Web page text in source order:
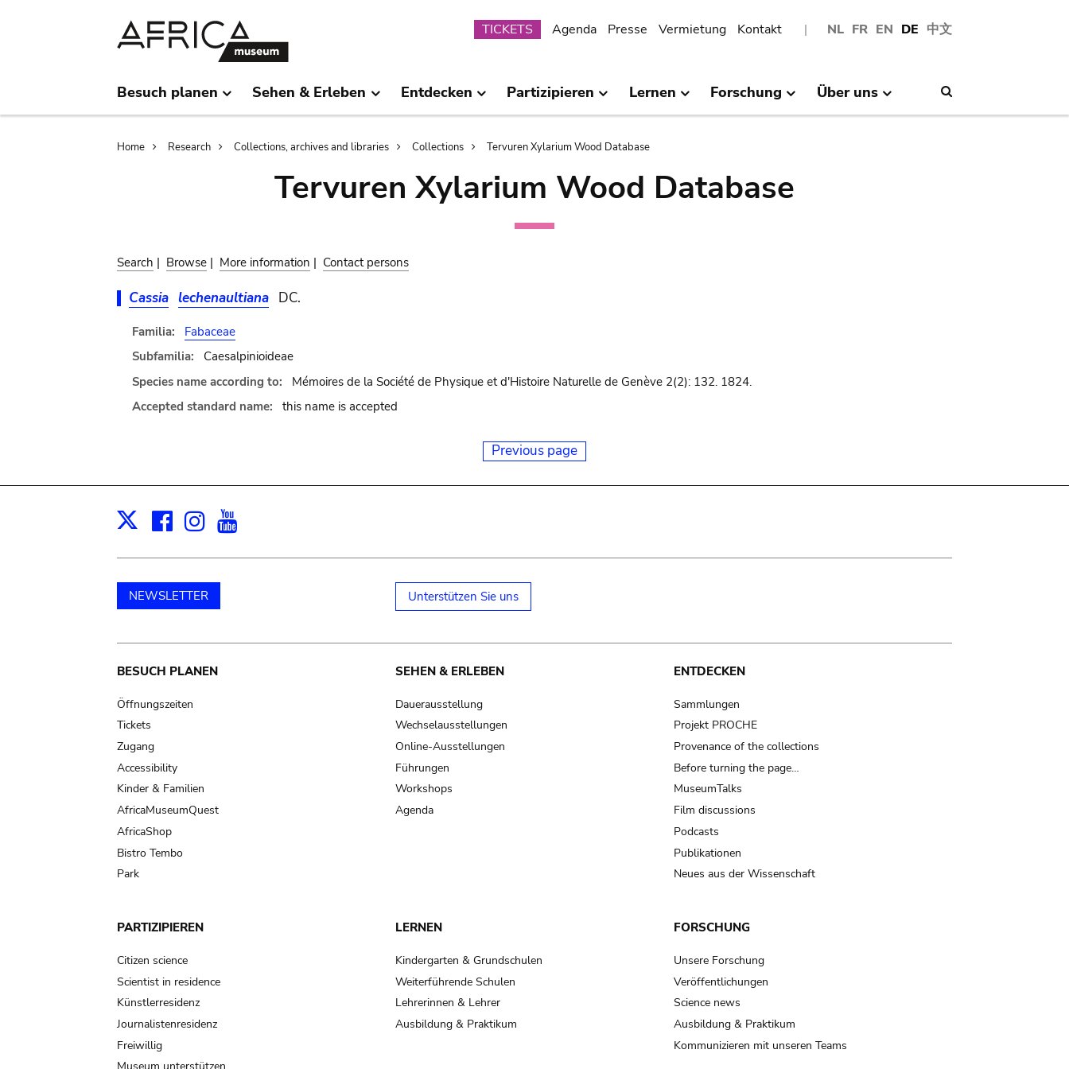
NL FR EN DE 中文
Submenu
TICKETS Agenda Presse Vermietung Kontakt
Besuch planen Sehen & Erleben Entdecken Partizipieren Lernen Forschung Über uns
Breadcrumb
Home Research Collections, archives and libraries Collections Tervuren Xylarium Wood Database
Tervuren Xylarium Wood Database
Search | Browse | More information | Contact persons
Cassia lechenaultiana DC.
Familia:
Fabaceae
Subfamilia:
Caesalpinioideae
Species name according to:
Mémoires de la Société de Physique et d'Histoire Naturelle de Genève 2(2): 132. 1824.
Accepted standard name:
this name is accepted
Previous page
X Facebook
Instagram
NEWSLETTER Unterstützen Sie uns
Main
navigation
BESUCH PLANEN
Öffnungszeiten
Tickets
Zugang
Accessibility
Kinder & Familien
AfricaMuseumQuest
AfricaShop
Bistro Tembo
Park
SEHEN & ERLEBEN
Dauerausstellung
Wechselausstellungen
Online-Ausstellungen
Führungen
Workshops
Agenda
ENTDECKEN
Sammlungen
Projekt PROCHE
Provenance of the collections
Before turning the page…
MuseumTalks
Film discussions
Podcasts
Publikationen
Neues aus der Wissenschaft
PARTIZIPIEREN
Citizen science
Scientist in residence
Künstlerresidenz
Journalistenresidenz
Freiwillig
LERNEN
Kindergarten & Grundschulen
Weiterführende Schulen
Lehrerinnen & Lehrer
Ausbildung & Praktikum
FORSCHUNG
Unsere Forschung
Veröffentlichungen
Science news
Ausbildung & Praktikum
Kommunizieren mit unseren Teams